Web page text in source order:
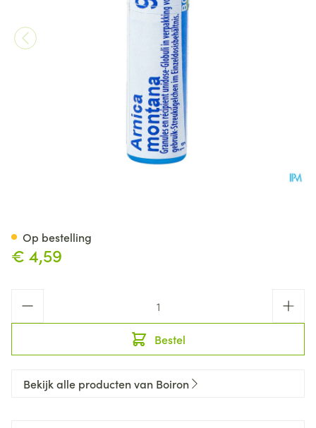
€ 4,59
Bestel
Op bestelling
Bekijk alle producten van Boiron